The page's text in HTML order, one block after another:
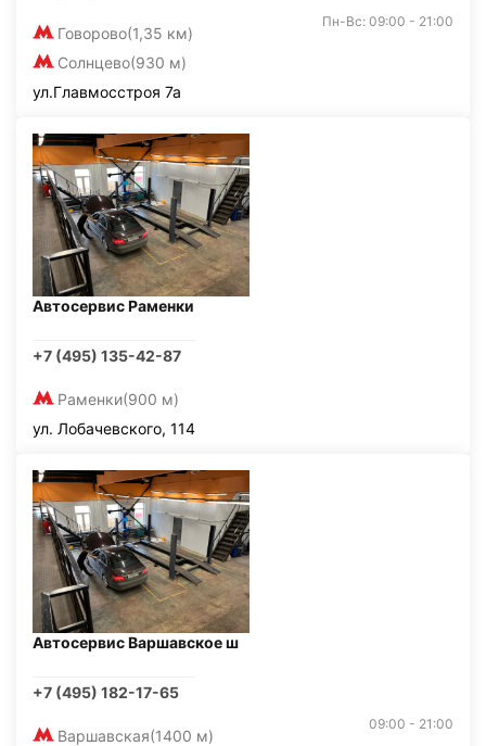
Говорово(1,35 км)
Солнцево(930 м)
Пн-Вс: 09:00 - 21:00
ул.Главмосстроя 7а
Автосервис Раменки
+7 (495) 135-42-87
Раменки(900 м)
ул. Лобачевского, 114
Автосервис Варшавское ш
+7 (495) 182-17-65
Варшавская(1400 м)
09:00 - 21:00